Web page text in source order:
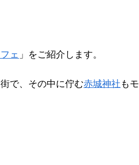
ェ 」をご紹介します。
で、その中に佇む赤城神社 もモ